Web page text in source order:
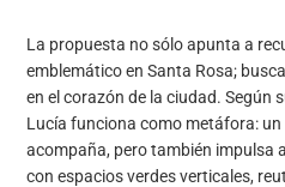
La propuesta no sólo apunta a
emblemático en Santa Rosa;
en el corazón de la ciudad. Según
Lucía funciona como metáfora:
acompaña, pero también impulsa
con espacios verdes verticales,